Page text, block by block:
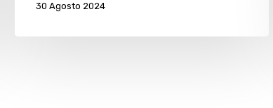
30 Agosto 2024